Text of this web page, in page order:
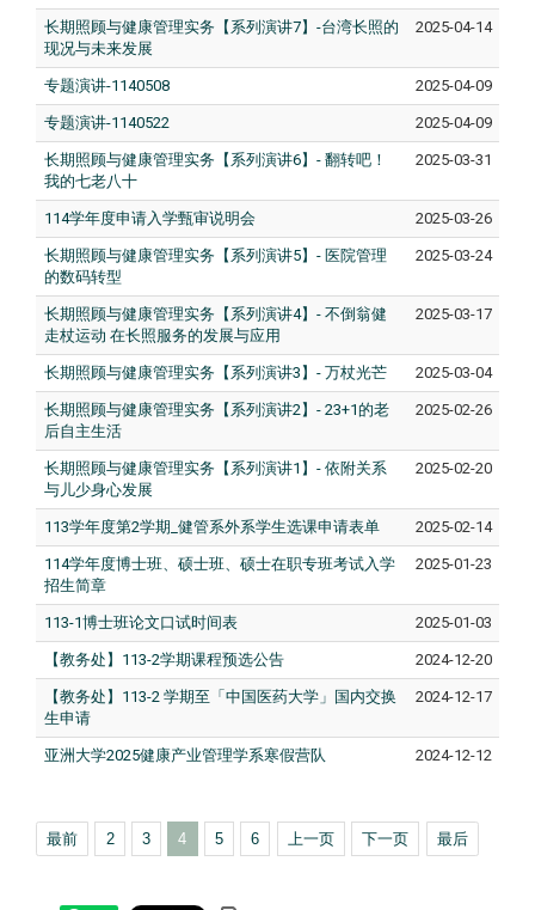
长期照顾与健康管理实务【系列演讲7】-台湾长照的
现况与未来发展
2025-04-14
专题演讲-1140508 2025-04-09
专题演讲-1140522 2025-04-09
长期照顾与健康管理实务【系列演讲6】- 翻转吧！
我的七老八十
2025-03-31
114学年度申请入学甄审说明会 2025-03-26
长期照顾与健康管理实务【系列演讲5】- 医院管理
的数码转型
2025-03-24
长期照顾与健康管理实务【系列演讲4】- 不倒翁健
走杖运动 在长照服务的发展与应用
2025-03-17
长期照顾与健康管理实务【系列演讲3】- 万杖光芒 2025-03-04
长期照顾与健康管理实务【系列演讲2】- 23+1的老
后自主生活
2025-02-26
长期照顾与健康管理实务【系列演讲1】- 依附关系
与儿少身心发展
2025-02-20
113学年度第2学期_健管系外系学生选课申请表单 2025-02-14
114学年度博士班、硕士班、硕士在职专班考试入学
招生简章
2025-01-23
113-1博士班论文口试时间表 2025-01-03
【教务处】113-2学期课程预选公告 2024-12-20
【教务处】113-2 学期至「中国医药大学」国内交换
生申请
2024-12-17
亚洲大学2025健康产业管理学系寒假营队 2024-12-12
最前 2 3 4 5 6 上一页 下一页 最后